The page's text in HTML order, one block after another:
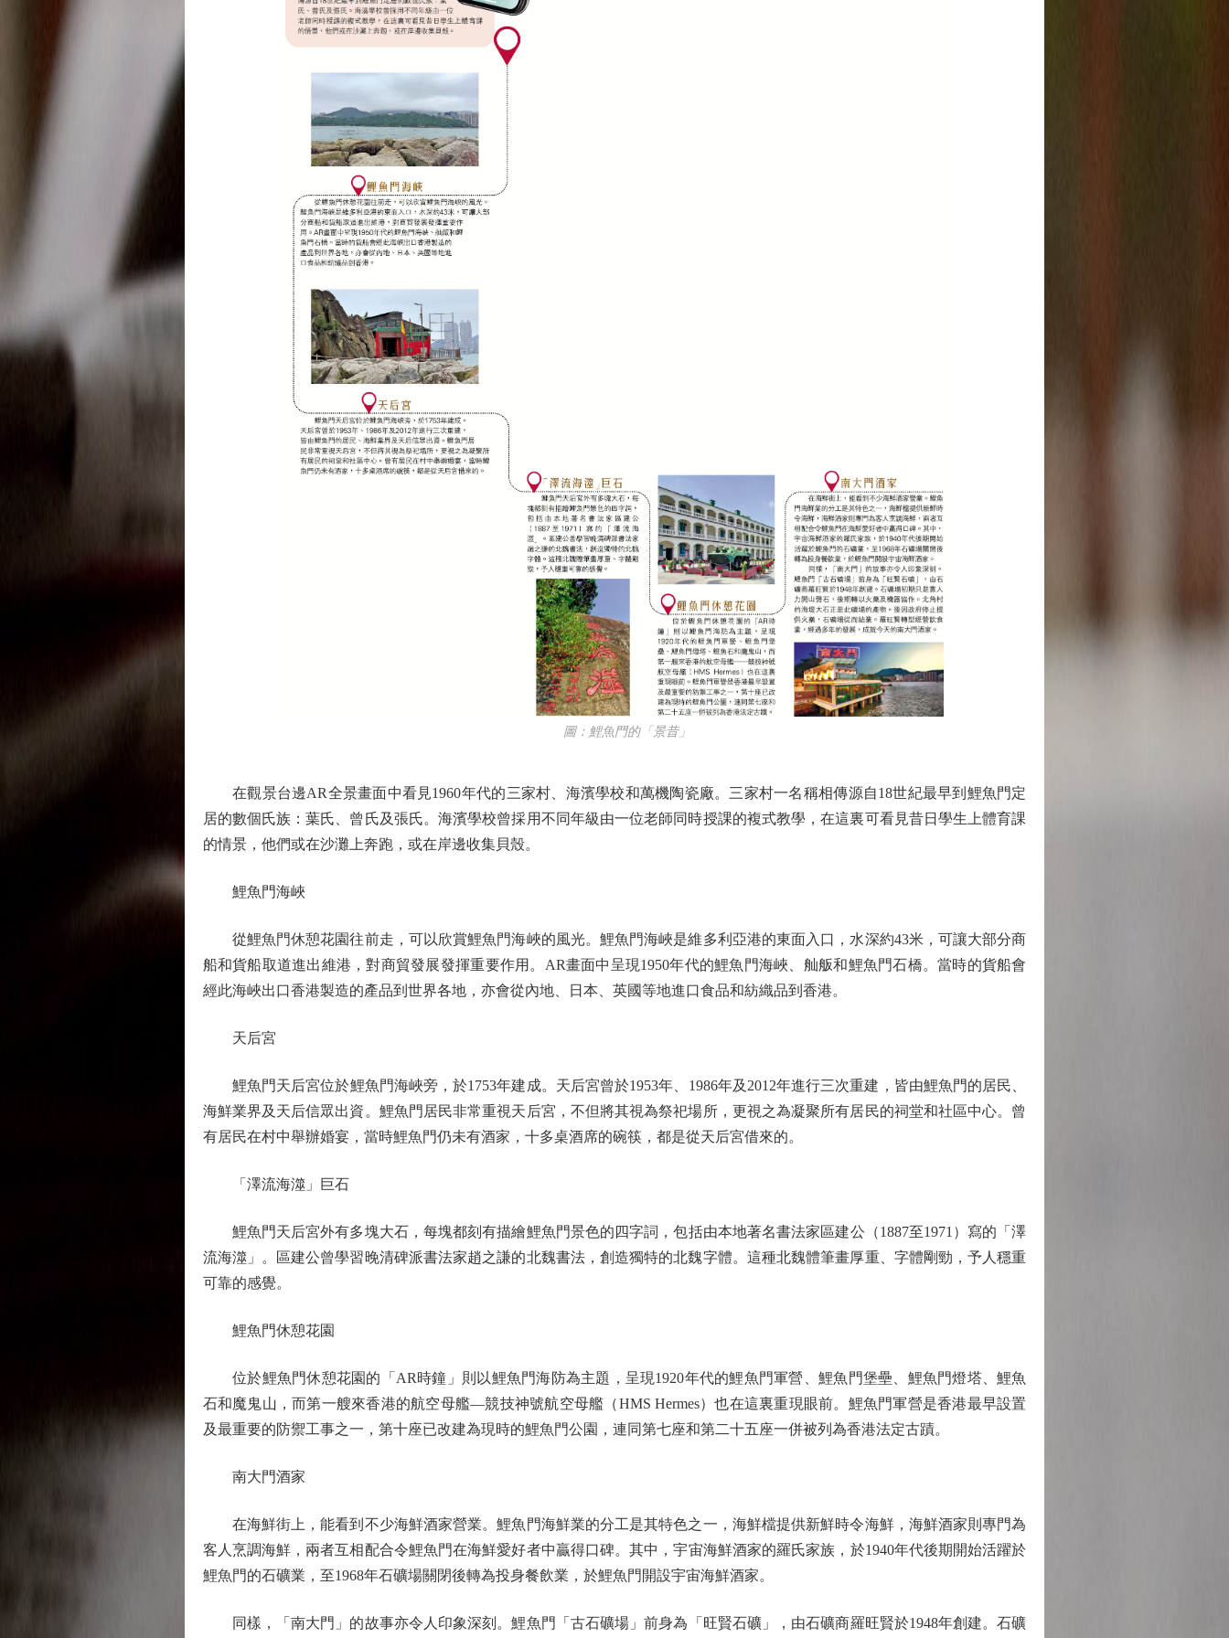
圖：鯉魚門的「景昔」
在觀景台邊AR全景畫面中看見1960年代的三家村、海濱學校和萬機陶瓷廠。三家村一名稱相傳源自18世紀最早到鯉魚門定
居的數個氏族：葉氏、曾氏及張氏。海濱學校曾採用不同年級由一位老師同時授課的複式教學，在這裏可看見昔日學生上體育課
的情景，他們或在沙灘上奔跑，或在岸邊收集貝殼。
鯉魚門海峽
從鯉魚門休憩花園往前走，可以欣賞鯉魚門海峽的風光。鯉魚門海峽是維多利亞港的東面入口，水深約43米，可讓大部分商
船和貨船取道進出維港，對商貿發展發揮重要作用。AR畫面中呈現1950年代的鯉魚門海峽、舢舨和鯉魚門石橋。當時的貨船會
經此海峽出口香港製造的產品到世界各地，亦會從內地、日本、英國等地進口食品和紡織品到香港。
天后宮
鯉魚門天后宮位於鯉魚門海峽旁，於1753年建成。天后宮曾於1953年、1986年及2012年進行三次重建，皆由鯉魚門的居民、
海鮮業界及天后信眾出資。鯉魚門居民非常重視天后宮，不但將其視為祭祀場所，更視之為凝聚所有居民的祠堂和社區中心。曾
有居民在村中舉辦婚宴，當時鯉魚門仍未有酒家，十多桌酒席的碗筷，都是從天后宮借來的。
「澤流海澨」巨石
鯉魚門天后宮外有多塊大石，每塊都刻有描繪鯉魚門景色的四字詞，包括由本地著名書法家區建公（1887至1971）寫的「澤
流海澨」。區建公曾學習晚清碑派書法家趙之謙的北魏書法，創造獨特的北魏字體。這種北魏體筆畫厚重、字體剛勁，予人穩重
可靠的感覺。
鯉魚門休憩花園
位於鯉魚門休憩花園的「AR時鐘」則以鯉魚門海防為主題，呈現1920年代的鯉魚門軍營、鯉魚門堡壘、鯉魚門燈塔、鯉魚
石和魔鬼山，而第一艘來香港的航空母艦—競技神號航空母艦（HMS Hermes）也在這裏重現眼前。鯉魚門軍營是香港最早設置
及最重要的防禦工事之一，第十座已改建為現時的鯉魚門公園，連同第七座和第二十五座一併被列為香港法定古蹟。
南大門酒家
在海鮮街上，能看到不少海鮮酒家營業。鯉魚門海鮮業的分工是其特色之一，海鮮檔提供新鮮時令海鮮，海鮮酒家則專門為
客人烹調海鮮，兩者互相配合令鯉魚門在海鮮愛好者中贏得口碑。其中，宇宙海鮮酒家的羅氏家族，於1940年代後期開始活躍於
鯉魚門的石礦業，至1968年石礦場關閉後轉為投身餐飲業，於鯉魚門開設宇宙海鮮酒家。
同樣，「南大門」的故事亦令人印象深刻。鯉魚門「古石礦場」前身為「旺賢石礦」，由石礦商羅旺賢於1948年創建。石礦